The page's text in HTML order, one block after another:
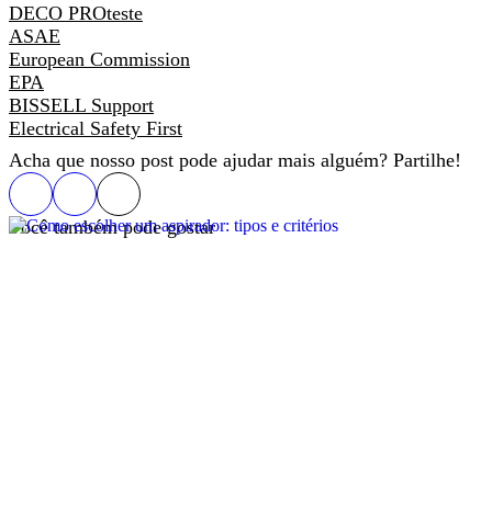
DECO PROteste
ASAE
European Commission
EPA
BISSELL Support
Electrical Safety First
Acha que nosso post pode ajudar mais alguém? Partilhe!
Você também pode gostar